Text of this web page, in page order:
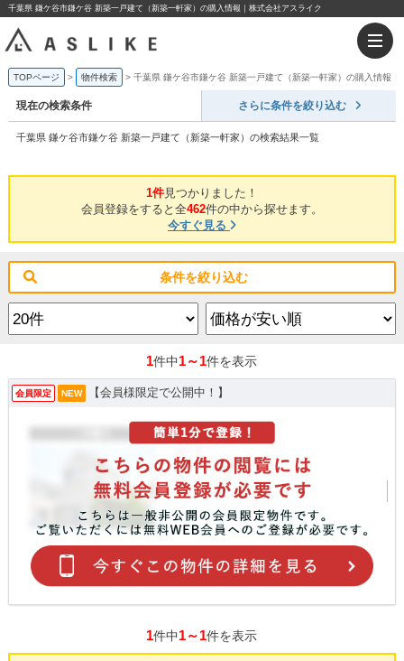
千葉県 鎌ケ谷市鎌ケ谷 新築一戸建て（新築一軒家）の購入情報｜株式会社アスライク
TOPページ 物件検索 千葉県 鎌ケ谷市鎌ケ谷 新築一戸建て（新築一軒家）の購入情報
現在の検索条件 さらに条件を絞り込む
千葉県 鎌ケ谷市鎌ケ谷 新築一戸建て（新築一軒家）の検索結果一覧
1件見つかりました！
会員登録をすると全462件の中から探せます。
今すぐ見る
条件を絞り込む
1件中1～1件を表示
会員限定 NEW 【会員様限定で公開中！】
1件中1～1件を表示